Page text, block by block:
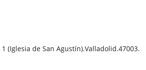
(Iglesia de San Agustín).Valladolid.47003.